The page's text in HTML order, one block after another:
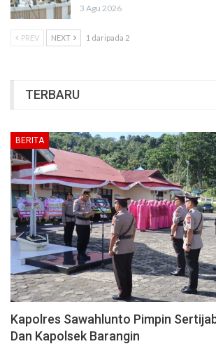
3 Agu 2026
PREV NEXT 1 daripada 2
TERBARU
BERITA
Kapolres Sawahlunto Pimpin
Dan Kapolsek Barangin